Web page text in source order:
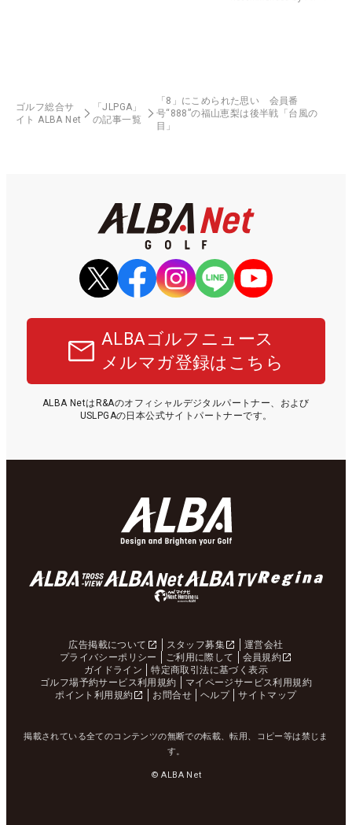
ゴルフ総合サ
イト ALBA Net
「JLPGA」
の記事一覧
「8」にこめられた思い 会員番
号“888”の福山恵梨は後半戦「台風の
目」
ALBAゴルフニュース
メルマガ登録はこちら
ALBA NetはR&Aのオフィシャルデジタルパートナー、および
USLPGAの日本公式サイトパートナーです。
広告掲載について スタッフ募集
運営会社
プライバシーポリシー
ご利用に際して
会員規約
ガイドライン
特定商取引法に基づく表示
ゴルフ場予約サービス利用規約
マイページサービス利用規約
ポイント利用規約
お問合せ ヘルプ サイトマップ
掲載されている全てのコンテンツの無断での転載、転用、コピー等は禁じま
す。
© ALBA Net